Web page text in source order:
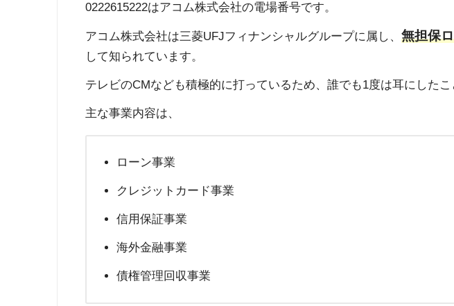
0222615222はアコム株式会社の電場番号です。
アコム株式会社は三菱UFJフィナンシャルグループに属し、 無担保
して知られています。
テレビのCMなども積極的に打っているため、誰でも1度は耳にしたこ
主な事業内容は、
ローン事業
クレジットカード事業
信用保証事業
海外金融事業
債権管理回収事業